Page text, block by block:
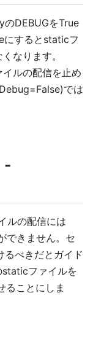
DEBUGをTrue
にするとstaticフ
なります。
ルの配信を止め
では
-
ルの配信には
できません。セ
るべきだとガイド
staticファイルを
ることにしま